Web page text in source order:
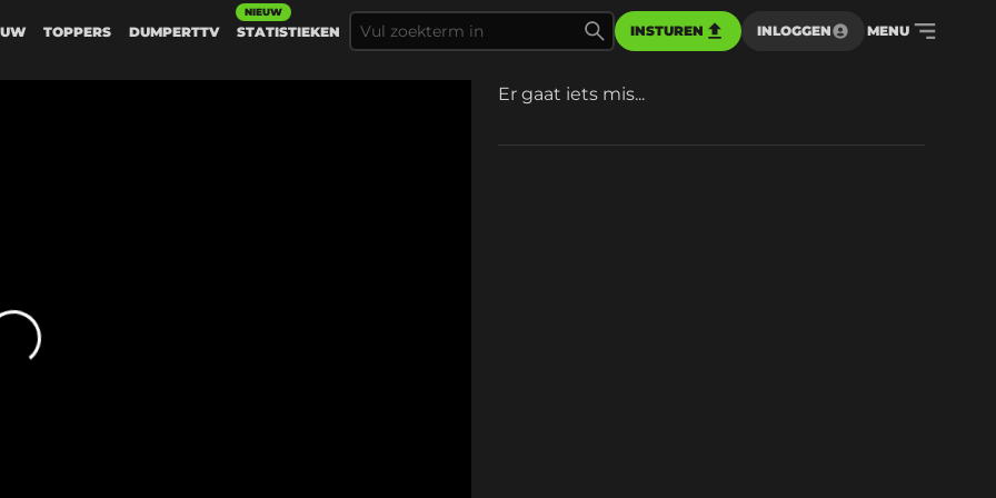
TOPPERS DUMPERTTV STATISTIEKEN
NIEUW
INSTUREN INLOGGEN MENU
Er gaat iets mis...